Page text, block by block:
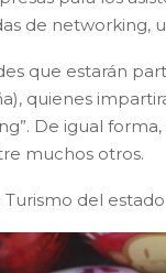
de networking,
que estarán
quienes
De igual
muchos otros.
del